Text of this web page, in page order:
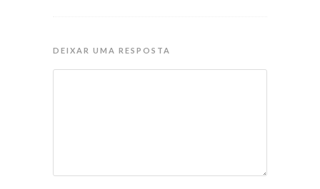
DEIXAR UMA RESPOSTA